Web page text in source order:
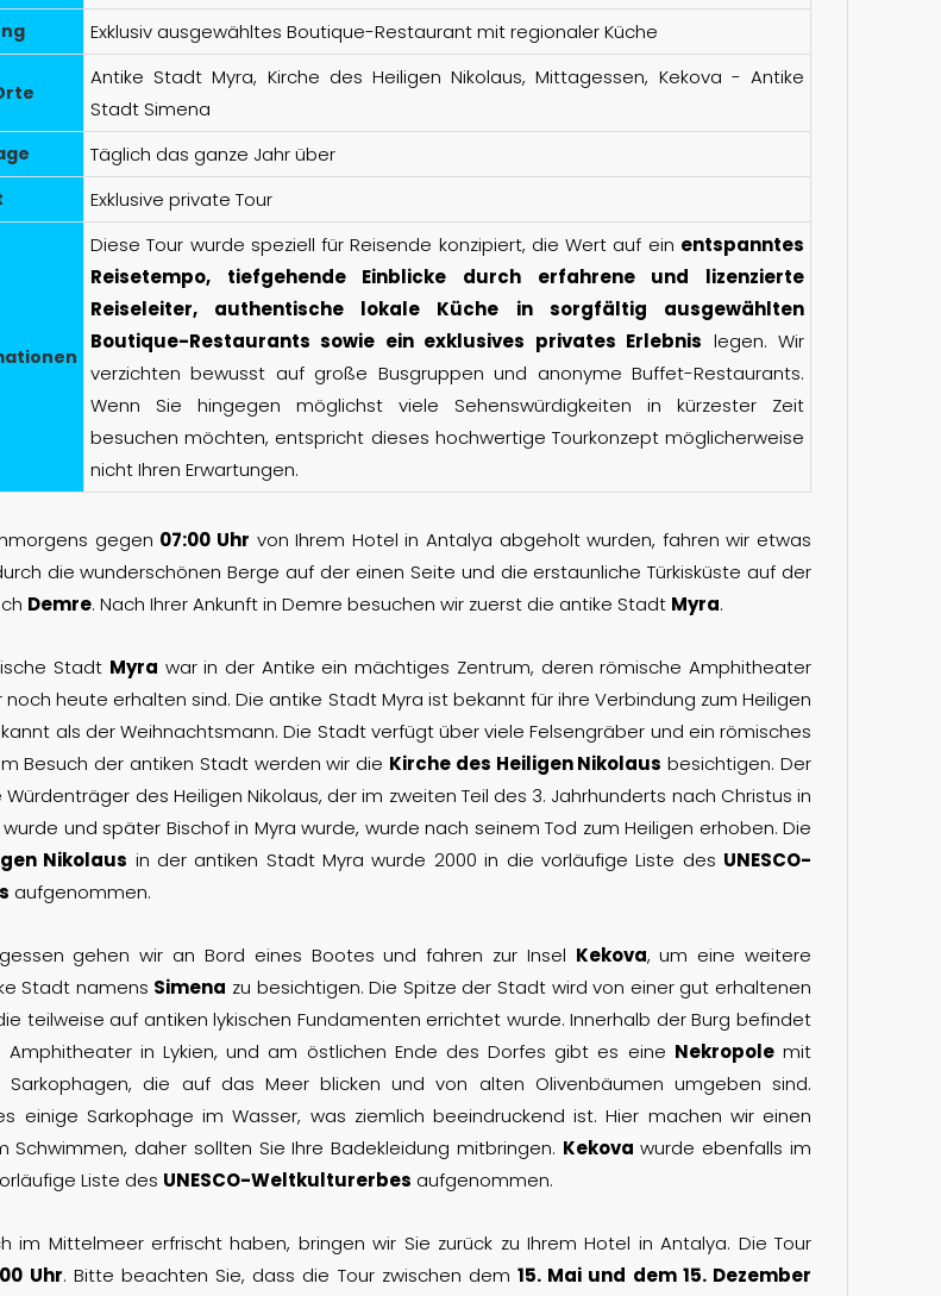
Exklusiv ausgewähltes Boutique-Restaurant mit regionaler Küche
Antike Stadt Myra, Kirche des Heiligen Nikolaus, Mittagessen, Kekova - Antike
Stadt Simena
Täglich das ganze Jahr über
Exklusive private Tour
Diese Tour wurde speziell für Reisende konzipiert, die Wert auf ein entspanntes
Reisetempo, tiefgehende Einblicke durch erfahrene und lizenzierte
Reiseleiter, authentische lokale Küche in sorgfältig ausgewählten
Boutique-Restaurants sowie ein exklusives privates Erlebnis legen. Wir
verzichten bewusst auf große Busgruppen und anonyme Buffet-Restaurants.
Wenn Sie hingegen möglichst viele Sehenswürdigkeiten in kürzester Zeit
besuchen möchten, entspricht dieses hochwertige Tourkonzept möglicherweise
nicht Ihren Erwartungen.
gegen 07:00 Uhr von Ihrem Hotel in Antalya abgeholt wurden, fahren wir etwas
die wunderschönen Berge auf der einen Seite und die erstaunliche Türkisküste auf der
Demre. Nach Ihrer Ankunft in Demre besuchen wir zuerst die antike Stadt Myra.
Stadt Myra war in der Antike ein mächtiges Zentrum, deren römische Amphitheater
heute erhalten sind. Die antike Stadt Myra ist bekannt für ihre Verbindung zum Heiligen
als der Weihnachtsmann. Die Stadt verfügt über viele Felsengräber und ein römisches
Besuch der antiken Stadt werden wir die Kirche des Heiligen Nikolaus besichtigen. Der
des Heiligen Nikolaus, der im zweiten Teil des 3. Jahrhunderts nach Christus in
und später Bischof in Myra wurde, wurde nach seinem Tod zum Heiligen erhoben. Die
Nikolaus in der antiken Stadt Myra wurde 2000 in die vorläufige Liste des UNESCO-
aufgenommen.
gehen wir an Bord eines Bootes und fahren zur Insel Kekova, um eine weitere
Stadt namens Simena zu besichtigen. Die Spitze der Stadt wird von einer gut erhaltenen
teilweise auf antiken lykischen Fundamenten errichtet wurde. Innerhalb der Burg befindet
Amphitheater in Lykien, und am östlichen Ende des Dorfes gibt es eine Nekropolemit
Sarkophagen, die auf das Meer blicken und von alten Olivenbäumen umgeben sind.
einige Sarkophage im Wasser, was ziemlich beeindruckend ist. Hier machen wir einen
Schwimmen, daher sollten Sie Ihre Badekleidung mitbringen. Kekova wurde ebenfalls im
Liste des UNESCO-Weltkulturerbes aufgenommen.
im Mittelmeer erfrischt haben, bringen wir Sie zurück zu Ihrem Hotel in Antalya. Die Tour
Uhr. Bitte beachten Sie, dass die Tour zwischen dem15. Mai und dem 15. Dezember